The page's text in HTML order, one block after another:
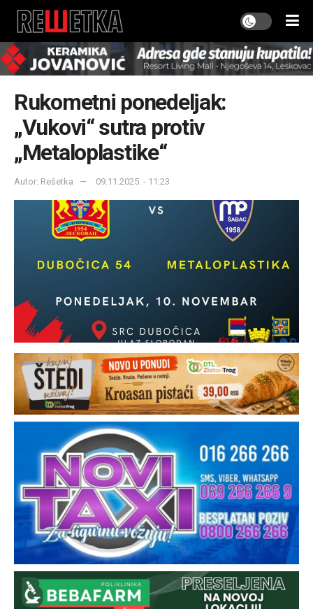
Rukometni ponedeljak:
„Vukovi“ sutra protiv
„Metaloplastike“
Autor: Rešetka 09.11.2025. - 11:23